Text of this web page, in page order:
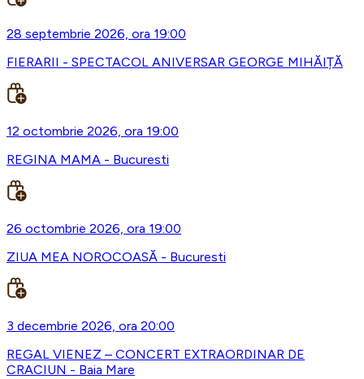
28 septembrie 2026, ora 19:00
FIERARII - SPECTACOL ANIVERSAR GEORGE MIHĂIȚĂ
12 octombrie 2026, ora 19:00
REGINA MAMA - Bucuresti
26 octombrie 2026, ora 19:00
ZIUA MEA NOROCOASĂ - Bucuresti
3 decembrie 2026, ora 20:00
REGAL VIENEZ – CONCERT EXTRAORDINAR DE
CRACIUN - Baia Mare